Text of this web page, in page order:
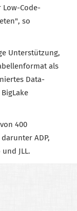
Low-Code-
so
Unterstützung,
als
Data-
400
ADP,
JLL.